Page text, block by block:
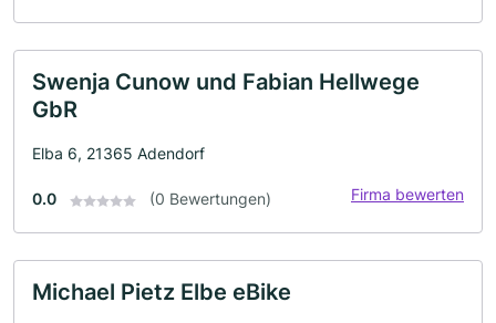
Swenja Cunow und Fabian Hellwege
GbR
Elba 6, 21365 Adendorf
0.0 (0 Bewertungen) Firma bewerten
Michael Pietz Elbe eBike